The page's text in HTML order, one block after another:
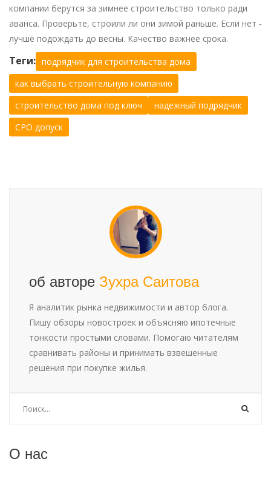
компании берутся за зимнее строительство только ради
аванса. Проверьте, строили ли они зимой раньше. Если нет -
лучше подождать до весны. Качество важнее срока.
Теги: подрядчик для строительства дома
как выбрать строительную компанию
строительство дома под ключ
надежный подрядчик
СРО допуск
об авторе Зухра Саитова
Я аналитик рынка недвижимости и автор блога.
Пишу обзоры новостроек и объясняю ипотечные
тонкости простыми словами. Помогаю читателям
сравнивать районы и принимать взвешенные
решения при покупке жилья.
О нас